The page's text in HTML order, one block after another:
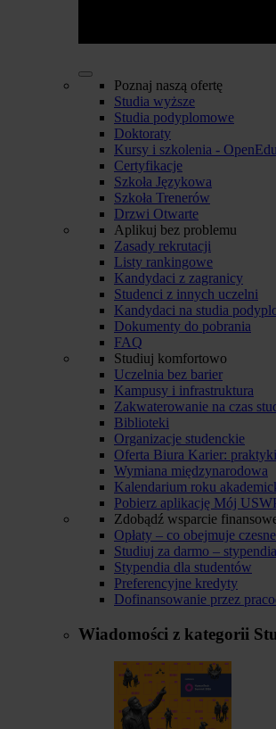
Poznaj naszą ofertę
Studia wyższe
Studia podyplomowe
Doktoraty
Kursy i szkolenia - OpenEdu
Certyfikacje
Szkoła Językowa
Szkoła Trenerów
Drzwi Otwarte
Aplikuj bez problemu
Zasady rekrutacji
Listy rankingowe
Kandydaci z zagranicy
Studenci z innych uczelni
Kandydaci na studia
Dokumenty do pobrania
FAQ
Studiuj komfortowo
Uczelnia bez barier
Kampusy i infrastruktura
Zakwaterowanie na czas
Biblioteki
Organizacje studenckie
Oferta Biura Karier:
Wymiana międzynarodowa
Kalendarium roku
Pobierz aplikację Mój
Zdobądź wsparcie
Opłaty – co obejmuje czesne
Studiuj za darmo –
Stypendia dla studentów
Preferencyjne kredyty
Dofinansowanie przez
Wiadomości z kategorii